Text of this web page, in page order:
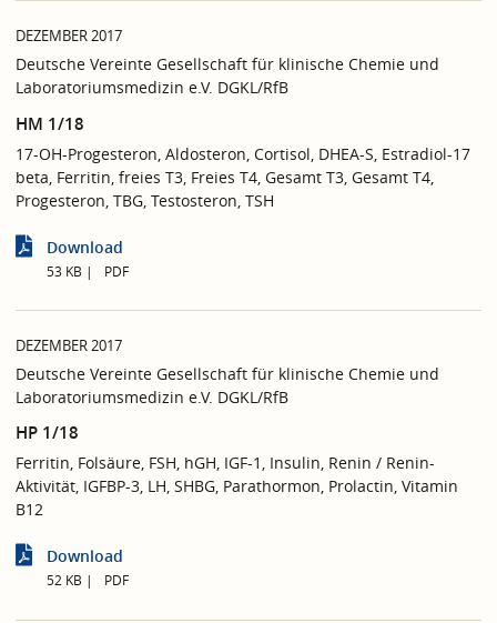
DEZEMBER 2017
Deutsche Vereinte Gesellschaft für klinische Chemie und
Laboratoriumsmedizin e.V. DGKL/RfB
HM 1/18
17-OH-Progesteron, Aldosteron, Cortisol, DHEA-S, Estradiol-17
beta, Ferritin, freies T3, Freies T4, Gesamt T3, Gesamt T4,
Progesteron, TBG, Testosteron, TSH
Download
53 KB PDF
DEZEMBER 2017
Deutsche Vereinte Gesellschaft für klinische Chemie und
Laboratoriumsmedizin e.V. DGKL/RfB
HP 1/18
Ferritin, Folsäure, FSH, hGH, IGF-1, Insulin, Renin / Renin-
Aktivität, IGFBP-3, LH, SHBG, Parathormon, Prolactin, Vitamin
B12
Download
52 KB PDF